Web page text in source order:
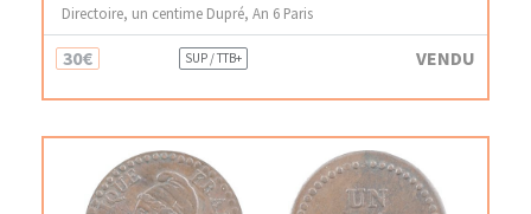
Directoire, un centime Dupré, An 6 Paris
30€ SUP / TTB+ VENDU